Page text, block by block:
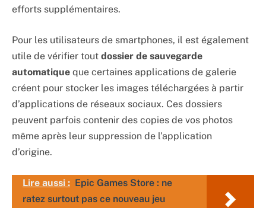
efforts supplémentaires.
Pour les utilisateurs de smartphones, il est également
utile de vérifier tout dossier de sauvegarde
automatique que certaines applications de galerie
créent pour stocker les images téléchargées à partir
d’applications de réseaux sociaux. Ces dossiers
peuvent parfois contenir des copies de vos photos
même après leur suppression de l’application
d’origine.
Lire aussi : Epic Games Store : ne
ratez surtout pas ce nouveau jeu